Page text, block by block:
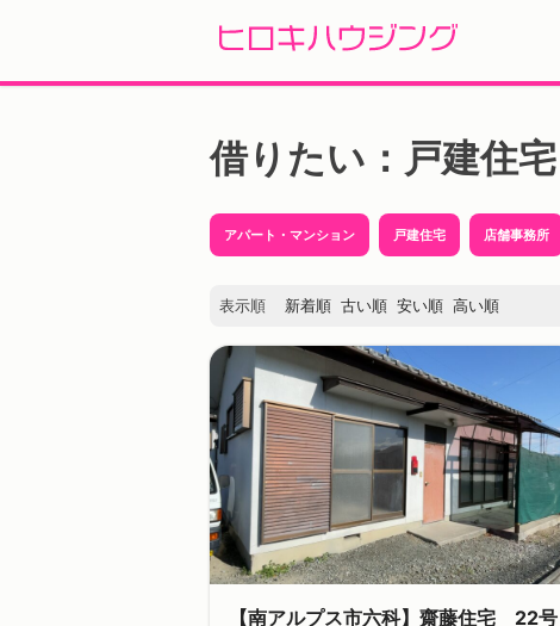
借りたい：戸建住宅
アパート・マンション 戸建住宅 店舗事務所
表示順 新着順 古い順 安い順 高い順
【南アルプス市六科】齋藤住宅 22号